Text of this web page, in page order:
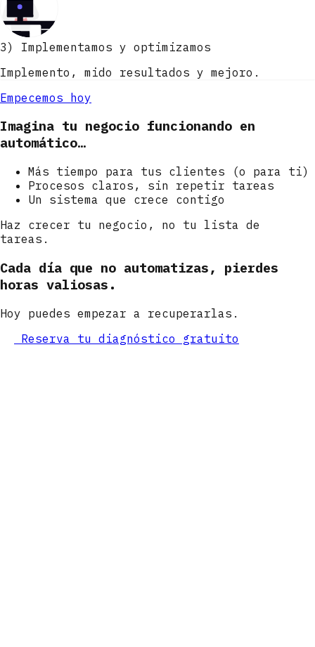
3) Implementamos y optimizamos
Implemento, mido resultados y mejoro.
Empecemos hoy
Imagina tu negocio funcionando en
automático…
Más tiempo para tus clientes (o para ti)
Procesos claros, sin repetir tareas
Un sistema que crece contigo
Haz crecer tu negocio, no tu lista de
tareas.
Cada día que no automatizas, pierdes
horas valiosas.
Hoy puedes empezar a recuperarlas.
Reserva tu diagnóstico gratuito